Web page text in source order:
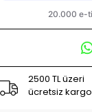
2500 TL üzeri
ücretsiz kargo